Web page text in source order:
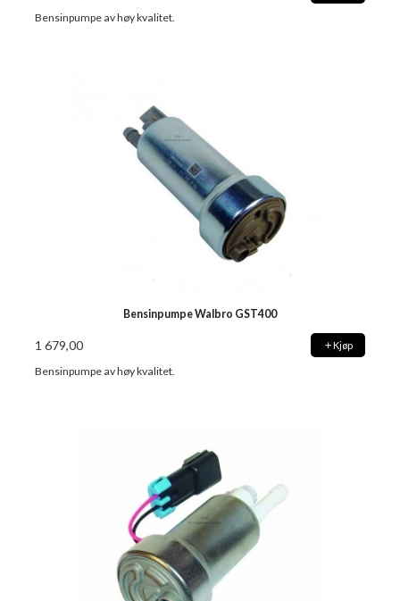
Bensinpumpe av høy kvalitet.
Bensinpumpe Walbro GST400
1 679,00 Kjøp
Bensinpumpe av høy kvalitet.